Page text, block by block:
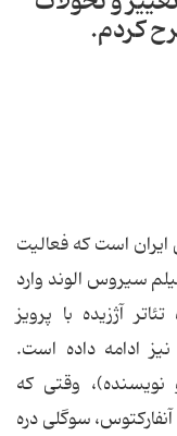
کردم.
ایران است که فعالیت
سیروس الوند وارد
آژزیده با پرویز
ادامه داده است.
وقتی که
سوگلی دره